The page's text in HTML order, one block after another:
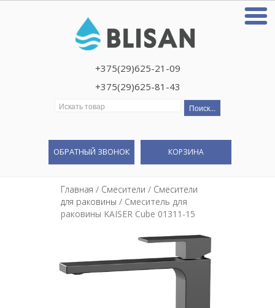
+375(29)625-21-09
+375(29)625-81-43
Искать:
ОБРАТНЫЙ ЗВОНОК КОРЗИНА
Главная / Смесители / Смесители
для раковины / Смеситель для
раковины KAISER Cube 01311-15